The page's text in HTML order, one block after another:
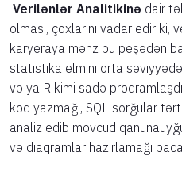
Verilənlər Analitikinə dair
olması, çoxlarını vadar edir ki,
karyeraya məhz bu peşədən
statistika elmini orta
və ya R kimi sadə
kod yazmağı, SQL-sorğular
analiz edib mövcud
və diaqramlar hazırlamağı